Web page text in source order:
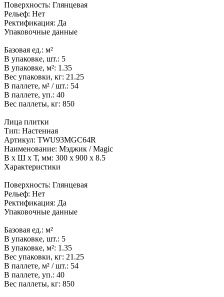
Поверхность: Глянцевая
Рельеф: Нет
Ректификация: Да
Упаковочные данные
Базовая ед.: м²
В упаковке, шт.: 5
В упаковке, м²: 1.35
Вес упаковки, кг: 21.25
В паллете, м² / шт.: 54
В паллете, уп.: 40
Вес паллеты, кг: 850
Лица плитки
Тип: Настенная
Артикул: TWU93MGC64R
Наименование: Мэджик / Magic
В x Ш x Т, мм: 300 x 900 x 8.5
Характеристики
Поверхность: Глянцевая
Рельеф: Нет
Ректификация: Да
Упаковочные данные
Базовая ед.: м²
В упаковке, шт.: 5
В упаковке, м²: 1.35
Вес упаковки, кг: 21.25
В паллете, м² / шт.: 54
В паллете, уп.: 40
Вес паллеты, кг: 850